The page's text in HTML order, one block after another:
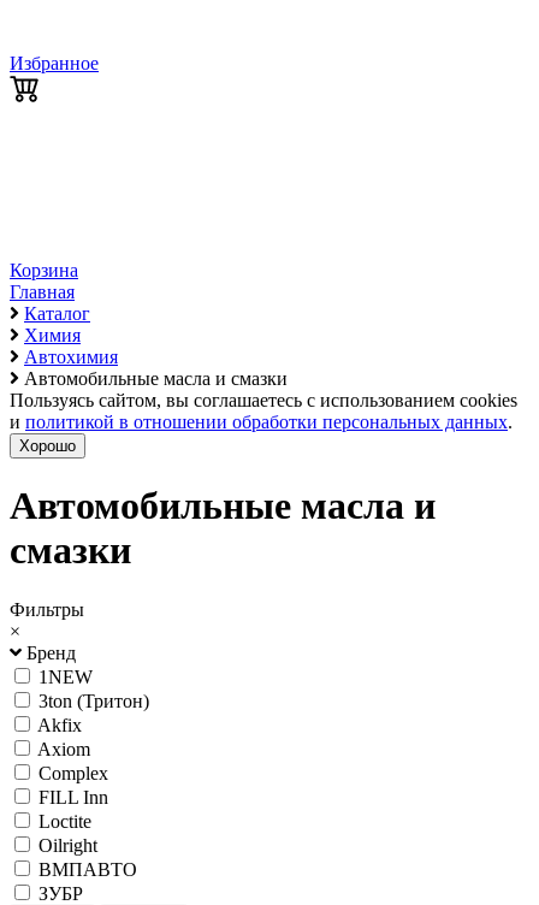
Избранное
Корзина
Главная
Каталог
Химия
Автохимия
Автомобильные масла и смазки
Пользуясь сайтом, вы соглашаетесь с использованием cookies
и политикой в отношении обработки персональных данных.
Хорошо
Автомобильные масла и
смазки
Фильтры
×
Бренд
1NEW
3ton (Тритон)
Akfix
Axiom
Complex
FILL Inn
Loctite
Oilright
ВМПАВТО
ЗУБР